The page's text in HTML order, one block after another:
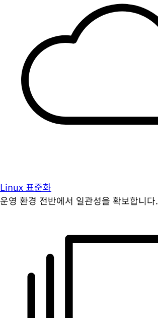
Linux 표준화
운영 환경 전반에서 일관성을 확보합니다.